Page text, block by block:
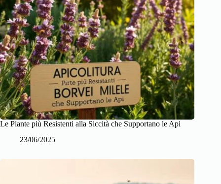
Le Piante più Resistenti alla Siccità che Supportano le Api
23/06/2025